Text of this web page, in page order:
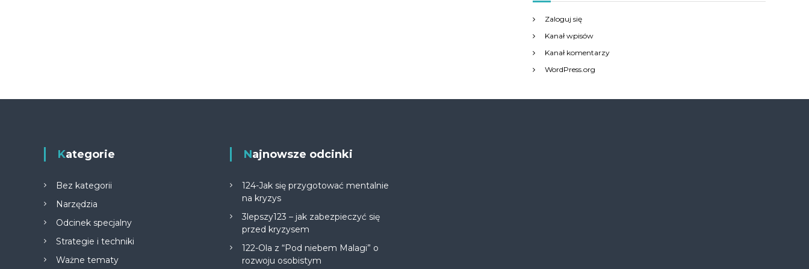
Zaloguj się
Kanał wpisów
Kanał komentarzy
WordPress.org
Kategorie
Bez kategorii
Narzędzia
Odcinek specjalny
Strategie i techniki
Ważne tematy
Najnowsze odcinki
124-Jak się przygotować mentalnie
na kryzys
3lepszy123 – jak zabezpieczyć się
przed kryzysem
122-Ola z “Pod niebem Malagi” o
rozwoju osobistym